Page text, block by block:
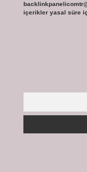
içerikler yasal süre